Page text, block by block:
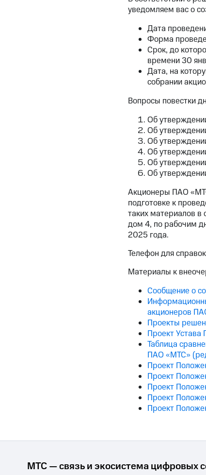
уведомляем вас о
Дата
Форма
Срок, до
времени 30
Дата, на
собрании
Вопросы повестки
Об
Об
Об
Об
Об
Об
Акционеры ПАО
подготовке к
таких материалов
дом 4, по рабочим
2025 года.
Телефон для
Материалы к
Сообщение о
акционеров
Проекты
Проект
Таблица
ПАО «МТС»
Проект
Проект
Проект
Проект
Проект
МТС — связь и экосистема цифровых